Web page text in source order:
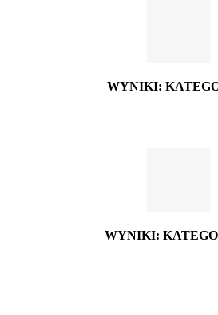
WYNIKI:
WYNIKI: